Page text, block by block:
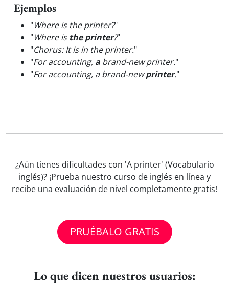
Ejemplos
"Where is the printer?"
"Where is the printer?"
"Chorus: It is in the printer."
"For accounting, a brand-new printer."
"For accounting, a brand-newprinter."
¿Aún tienes dificultades con 'A printer' (Vocabulario
inglés)? ¡Prueba nuestro curso de inglés en línea y
recibe una evaluación de nivel completamente gratis!
PRUÉBALO GRATIS
Lo que dicen nuestros usuarios: